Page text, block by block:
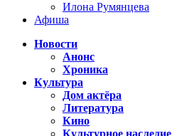
Илона Румянцева
Афиша
Новости
Анонс
Хроника
Культура
Дом актёра
Литература
Кино